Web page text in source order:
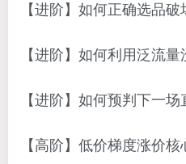
【进阶】如何正确选品破
【进阶】如何利用泛流
【进阶】如何预判下一
【高阶】低价梯度涨价